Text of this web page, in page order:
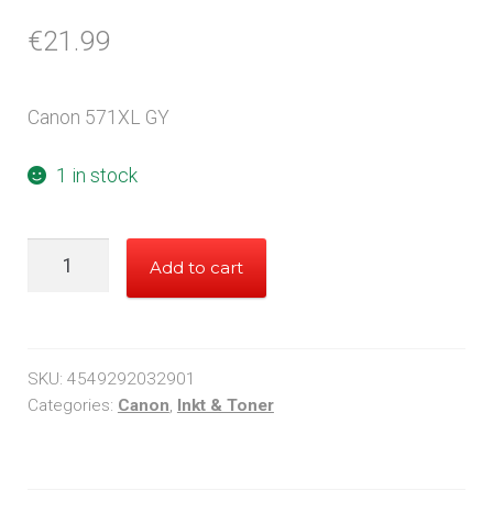
€21.99
Canon 571XL GY
1 in stock
Add to cart
SKU: 4549292032901
Categories: Canon, Inkt & Toner